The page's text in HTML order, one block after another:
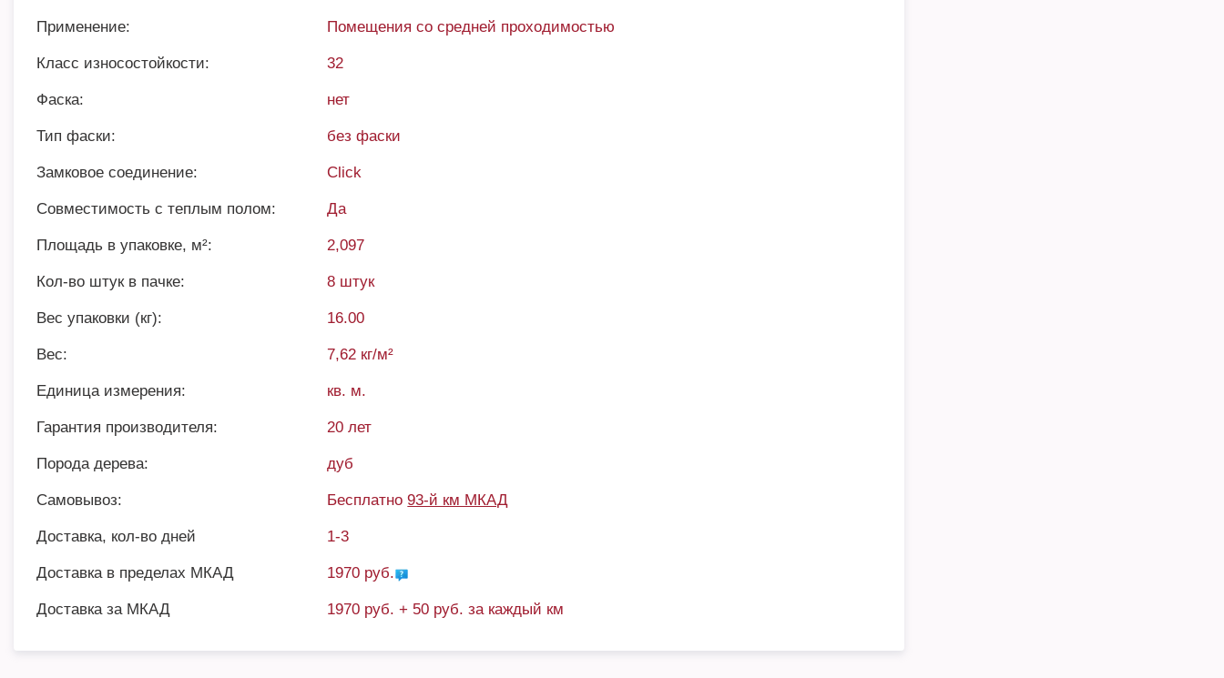
Применение: Помещения со средней проходимостью
Класс износостойкости: 32
Фаска: нет
Тип фаски: без фаски
Замковое соединение: Click
Совместимость с теплым полом: Да
Площадь в упаковке, м²: 2,097
Кол-во штук в пачке: 8 штук
Вес упаковки (кг): 16.00
Вес: 7,62 кг/м²
Единица измерения: кв. м.
Гарантия производителя: 20 лет
Порода дерева: дуб
Самовывоз: Бесплатно93-й км МКАД
Доставка, кол-во дней 1-3
Доставка в пределах МКАД 1970 руб.
Доставка за МКАД 1970 руб. + 50 руб. за каждый км